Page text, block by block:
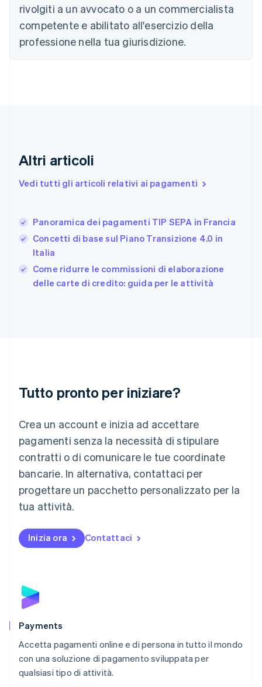
rivolgiti a un avvocato o a un commercialista
competente e abilitato all'esercizio della
professione nella tua giurisdizione.
Altri articoli
Vedi tutti gli articoli relativi ai pagamenti
Panoramica dei pagamenti TIP SEPA in Francia
Concetti di base sul Piano Transizione 4.0 in
Italia
Come ridurre le commissioni di elaborazione
delle carte di credito: guida per le attività
Tutto pronto per iniziare?
Crea un account e inizia ad accettare
pagamenti senza la necessità di stipulare
contratti o di comunicare le tue coordinate
bancarie. In alternativa, contattaci per
progettare un pacchetto personalizzato per la
tua attività.
Inizia ora Contattaci
Payments
Accetta pagamenti online e di persona in tutto il mondo
con una soluzione di pagamento sviluppata per
qualsiasi tipo di attività.
简体中文
Cipro
English
Croazia
Danimarca
Francia
Germania
日本語English
English
Grecia
English
India
Lituania
Lussemburgo
Deutsch English
Malaysia
English 简体中文
Malta
Messico
EspañolEnglish
English
Nuova Zelanda
Polonia
English
Português
English简体中文
Regno Unito
English